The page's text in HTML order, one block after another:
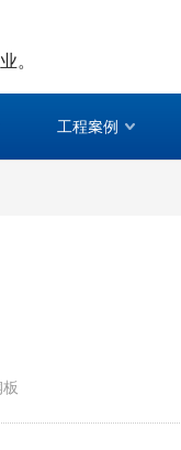
。
工程案例